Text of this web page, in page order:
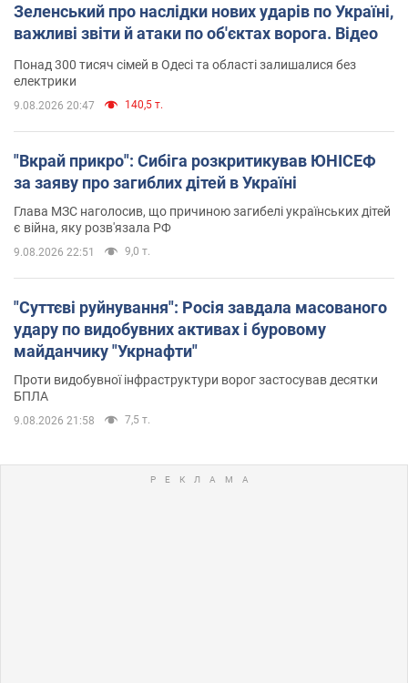
Зеленський про наслідки нових ударів по Україні,
важливі звіти й атаки по об'єктах ворога. Відео
Понад 300 тисяч сімей в Одесі та області залишалися без
електрики
9.08.2026 20:47 140,5 т.
"Вкрай прикро": Сибіга розкритикував ЮНІСЕФ
за заяву про загиблих дітей в Україні
Глава МЗС наголосив, що причиною загибелі українських дітей
є війна, яку розв'язала РФ
9.08.2026 22:51 9,0 т.
"Суттєві руйнування": Росія завдала масованого
удару по видобувних активах і буровому
майданчику "Укрнафти"
Проти видобувної інфраструктури ворог застосував десятки
БПЛА
9.08.2026 21:58 7,5 т.